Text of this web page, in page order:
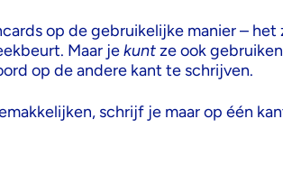
op de gebruikelijke manier – het
Maar jekuntze ook
op de andere kant te schrijven.
schrijf je maar op één